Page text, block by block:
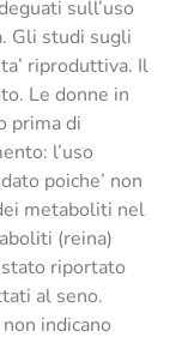
sull’uso
Gli studi sugli
riproduttiva. Il
Le donne in
prima di
l’uso
poiche’ non
metaboliti nel
(reina)
riportato
al seno.
indicano